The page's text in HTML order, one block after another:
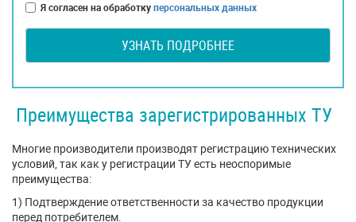
Я согласен на обработкуперсональных данных
УЗНАТЬ ПОДРОБНЕЕ
Преимущества зарегистрированных ТУ
Многие производители производят регистрацию технических
условий, так как у регистрации ТУ есть неоспоримые
преимущества:
1) Подтверждение ответственности за качество продукции
перед потребителем.